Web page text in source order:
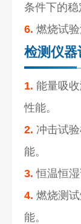
条件下的稳
6. 燃烧试
检测仪器
1. 能量吸
性能。
2. 冲击试
能。
3. 恒温恒湿
4. 燃烧测
能。